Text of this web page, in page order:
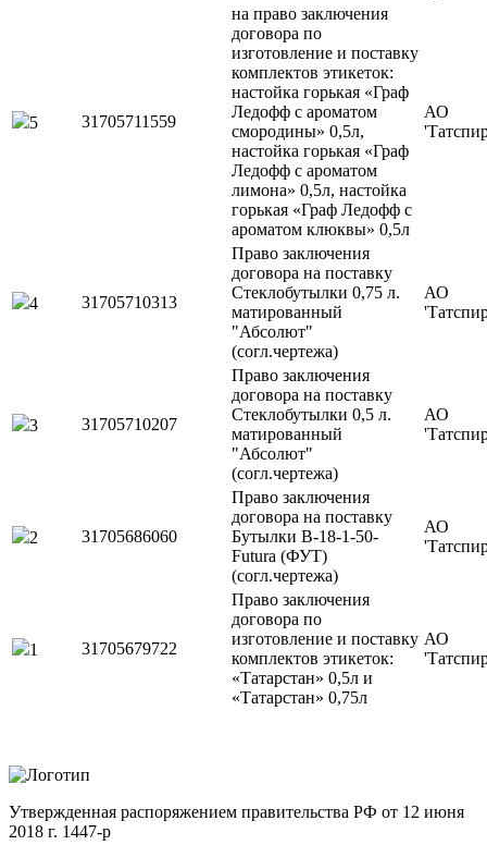
5 31705711559
на право заключения
договора по
изготовление и поставку
комплектов этикеток:
настойка горькая «Граф
Ледофф с ароматом
смородины» 0,5л,
настойка горькая «Граф
Ледофф с ароматом
лимона» 0,5л, настойка
горькая «Граф Ледофф с
ароматом клюквы» 0,5л
АО
4 31705710313
Право заключения
договора на поставку
Стеклобутылки 0,75 л.
матированный
"Абсолют"
(согл.чертежа)
АО
3 31705710207
Право заключения
договора на поставку
Стеклобутылки 0,5 л.
матированный
"Абсолют"
(согл.чертежа)
АО
2 31705686060
Право заключения
договора на поставку
Бутылки В-18-1-50-
Futura (ФУТ)
(согл.чертежа)
АО
1 31705679722
Право заключения
договора по
изготовление и поставку
комплектов этикеток:
«Татарстан» 0,5л и
«Татарстан» 0,75л
АО
Утвержденная распоряжением правительства РФ от 12 июня
2018 г. 1447-р